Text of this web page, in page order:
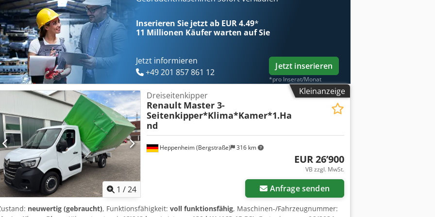
* Stützbeine hinten * Proportional-Verteiler * Radio“
Inserieren Sie jetzt ab EUR 4.49*
11 Millionen Käufer warten auf Sie
Jetzt informieren
+49 201 857 861 12
Jetzt inserieren
*pro Inserat/Monat
Kleinanzeige
1 /24
Heppenheim (Bergstraße) 316 km
Dreiseitenkipper
Renault Master 3-
Seitenkipper*Klima*Kamer*1.Ha
nd
EUR 26’900
VB zzgl. MwSt.
Anfrage senden
neuwertig (gebraucht), Funktionsfähigkeit: voll funktionsfähig, Maschinen-/Fahrzeugnummer: